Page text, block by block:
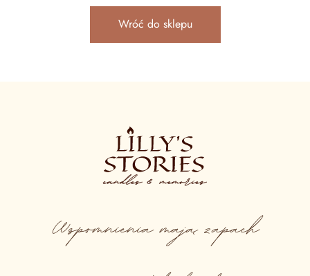
Wróć do sklepu
Wspomnieniamajązapach